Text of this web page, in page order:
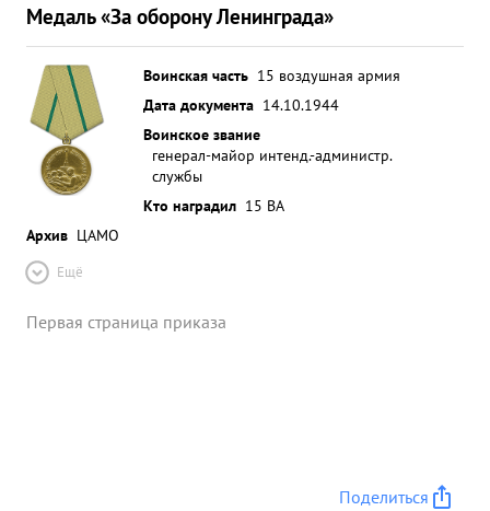
систематически находятся в частях и оказывают
практическую помощь на местах. За умелое
ремонту матчасти достоин награжден ня орденом
"КРАСНОЕ ЗНАМЯ" ...»
Медаль «За оборону Ленинграда»
Воинская часть 15 воздушная армия
Дата документа 14.10.1944
Воинское звание
генерал-майор интенд.-администр.
службы
Кто наградил 15 ВА
Архив ЦАМО
Ещё
Первая страница приказа
Поделиться